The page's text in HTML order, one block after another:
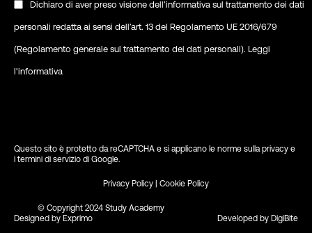
Dichiaro di aver preso visione dell’informativa sul trattamento dei dati
personali redatta ai sensi dell’art. 13 del Regolamento UE 2016/679
(Regolamento generale sul trattamento dei dati personali).Leggi
l'informativa
Questo sito è protetto da reCAPTCHA e si applicano lenorme sulla privacy e
itermini di servizio di Google.
Privacy Policy Cookie Policy
© Copyright 2024 Study Academy
Designed by Exprimo Developed by DigiBite